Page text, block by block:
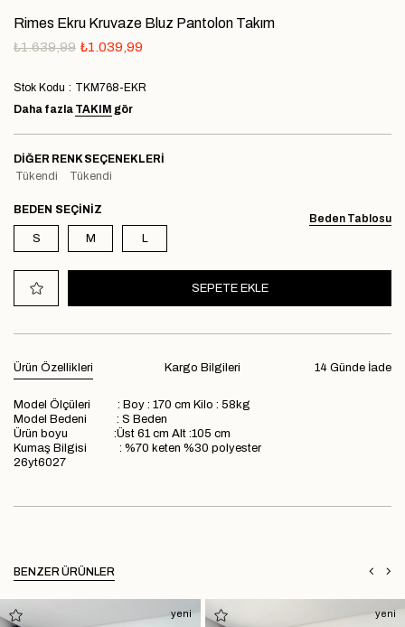
Rimes Ekru Kruvaze Bluz Pantolon Takım
₺1.639,99 ₺1.039,99
Stok Kodu
TKM768-EKR
Daha fazla TAKIM gör
DIĞER RENK SEÇENEKLERI
Tükendi
Tükendi
Beden Tablosu
BEDEN
S M L
Ürün Özellikleri 14 Günde İade
Kargo Bilgileri
Model Ölçüleri : Boy : 170 cm Kilo : 58kg
Model Bedeni : S Beden
Ürün boyu :Üst 61 cm Alt :105 cm
Kumaş Bilgisi : %70 keten %30 polyester
26yt6027
BENZER ÜRÜNLER
yeni yeni